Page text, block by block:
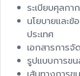
ระเบียบศุลก
นโยบายและข้
ประเทศ
เอกสารการ
รูปแบบการข